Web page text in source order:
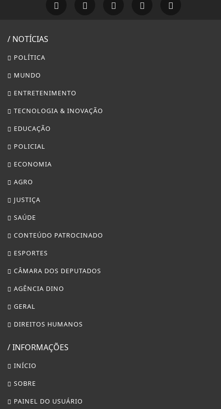
/ NOTÍCIAS
POLÍTICA
MUNDO
ENTRETENIMENTO
TECNOLOGIA & INOVAÇÃO
EDUCAÇÃO
POLICIAL
ECONOMIA
AGRO
JUSTIÇA
SAÚDE
CONTEÚDO PATROCINADO
ESPORTES
CÂMARA DOS DEPUTADOS
AGÊNCIA DINO
GERAL
DIREITOS HUMANOS
/ INFORMAÇÕES
INÍCIO
SOBRE
PAINEL DO USUÁRIO